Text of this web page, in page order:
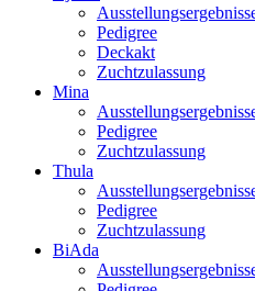
Pedigree
Deckakt
Zuchtzulassung
Mina
Pedigree
Zuchtzulassung
Thula
Pedigree
Zuchtzulassung
BiAda